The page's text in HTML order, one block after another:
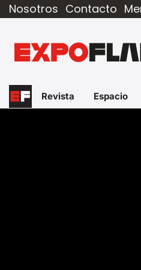
Nosotros Contacto
Revista Espacio